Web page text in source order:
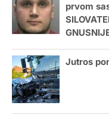
prvom
Jutros